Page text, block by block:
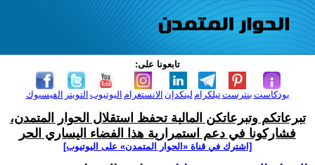
تابعونا على:
الفيسبوك التويتر اليوتيوب الانستغرام لينكدإن تيلكرامبنترست بودكاست
تبرعاتكم وتبرعاتكن المالية تحفظ استقلال الحوار المتمدن،
فشاركونا في دعم استمرارية هذا الفضاء اليساري الحر
[اشترك في قناة ‫«الحوار المتمدن» على اليوتيوب]